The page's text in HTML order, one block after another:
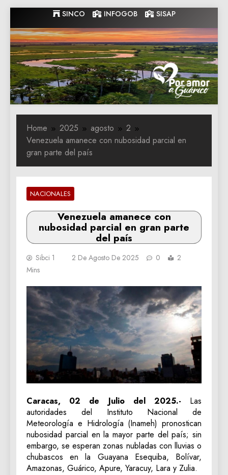
to
content
SINCO INFOGOB SISAP
Gobernacion
de Guarico
Gobernacion de Guarico
Home 2025 agosto
2
Venezuela amanece con nubosidad parcial en
gran parte del país
NACIONALES
Venezuela amanece con
nubosidad parcial en gran parte
del país
Sibci 1 2 De Agosto De 2025 0
2
Mins
Caracas, 02 de Julio del 2025.- Las
autoridades del Instituto Nacional de
Meteorología e Hidrología (Inameh) pronostican
nubosidad parcial en la mayor parte del país; sin
embargo, se esperan zonas nubladas con lluvias o
chubascos en la Guayana Esequiba, Bolívar,
Amazonas, Guárico, Apure, Yaracuy, Lara y Zulia.